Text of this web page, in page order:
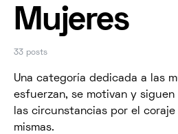
Mujeres
33 posts
Una categoría dedicada a las
esfuerzan, se motivan y
las circunstancias por el
mismas.